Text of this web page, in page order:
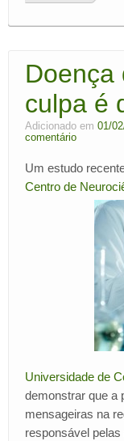
Doença
culpa é
Adicionado em 01/
comentário
Um estudo
Centro de
Universidade de
demonstrar que a
mensageiras na
responsável